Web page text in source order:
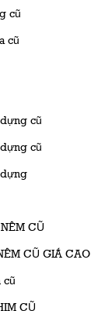
cũ
cũ
cũ
cũ
CŨ
CŨ GIÁ CAO
cũ
CŨ